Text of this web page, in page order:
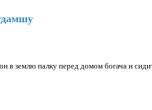
землю палку перед домом богача и